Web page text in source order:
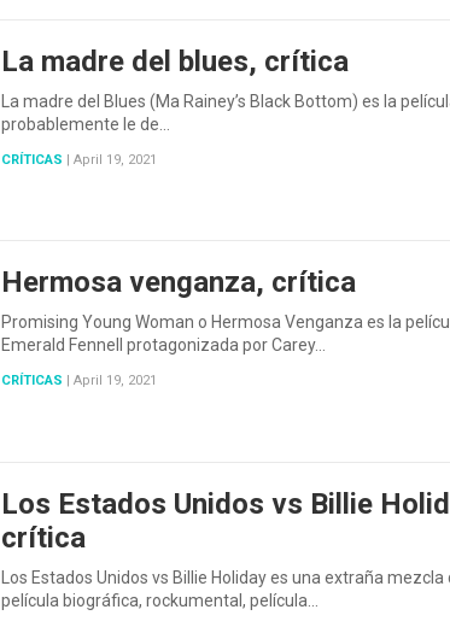
La madre del blues, crítica
La madre del Blues (Ma Rainey’s Black Bottom) es la
probablemente le de…
CRÍTICAS | April 19, 2021
Hermosa venganza, crítica
Promising Young Woman o Hermosa Venganza es la
Emerald Fennell protagonizada por Carey…
CRÍTICAS April 19, 2021
Los Estados Unidos vs Billie
crítica
Los Estados Unidos vs Billie Holiday es una extraña mezcla
película biográfica, rockumental, película…